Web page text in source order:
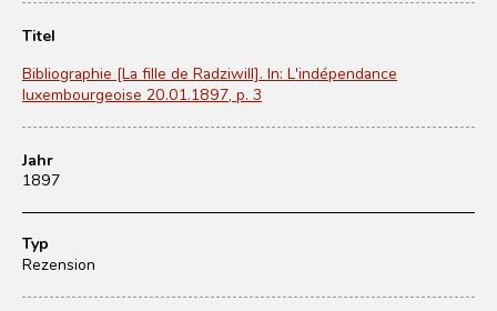
Titel
Bibliographie [La fille de Radziwill]. In: L'indépendance
luxembourgeoise 20.01.1897, p. 3
Jahr
1897
Typ
Rezension